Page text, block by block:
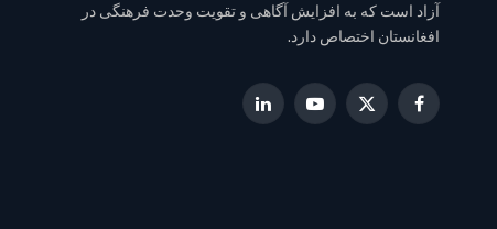
آزاد است که به افزایش آگاهی و تقویت وحدت فرهنگی در
افغانستان اختصاص دارد.
Facebook
X
YouTube
LinkedIn